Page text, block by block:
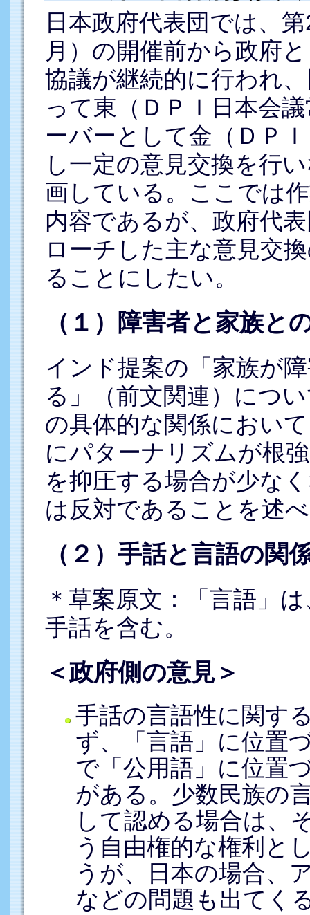
日本政府代表団では、
月）の開催前から政府
協議が継続的に行われ
って東（ＤＰＩ日本会
ーバーとして金（ＤＰ
し一定の意見交換を行
画している。ここでは
内容であるが、政府代
ローチした主な意見交
ることにしたい。
（１）障害者と家族と
インド提案の「家族が
る」（前文関連）につ
の具体的な関係におい
にパターナリズムが根
を抑圧する場合が少な
は反対であることを述
（２）手話と言語の関
＊草案原文：「言語」
手話を含む。
＜政府側の意見＞
手話の言語性に関す
ず、「言語」に位置
で「公用語」に位置
がある。少数民族の
して認める場合は、
う自由権的な権利と
うが、日本の場合、
などの問題も出てく